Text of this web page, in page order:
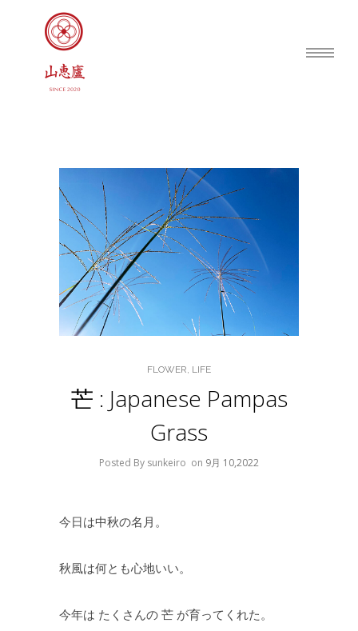
FLOWER, LIFE
芒 : Japanese Pampas
Grass
Posted By sunkeiro on 9月 10,2022
今日は中秋の名月。
秋風は何とも心地いい。
今年は たくさんの 芒 が育ってくれた。